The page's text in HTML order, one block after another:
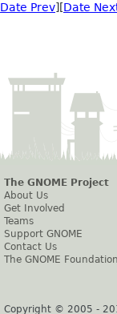
Date Prev][Date
The GNOME Project
About Us
Get Involved
Teams
Support GNOME
Contact Us
The GNOME Foundation
Copyright © 2005 -